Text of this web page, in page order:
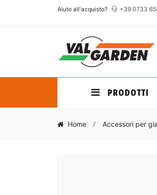
Aiuto all'acquisto? +39 0733
PRODOTTI
Home Accessori per